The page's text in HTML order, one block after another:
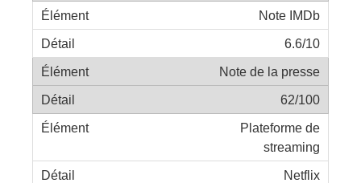
Note IMDb
6.6/10
Note de la presse
62/100
Plateforme de
streaming
Netflix